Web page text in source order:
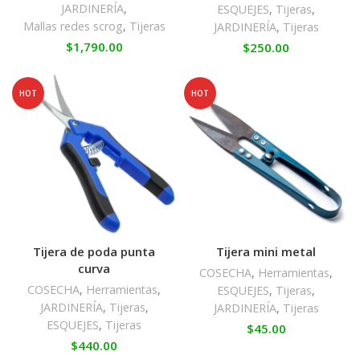
JARDINERÍA,
Mallas redes scrog, Tijeras
$1,790.00
ESQUEJES, Tijeras,
JARDINERÍA, Tijeras
$250.00
HOT
Tijera de poda punta
curva
COSECHA, Herramientas,
JARDINERÍA, Tijeras,
ESQUEJES, Tijeras
$440.00
HOT
Tijera mini metal
COSECHA, Herramientas,
ESQUEJES, Tijeras,
JARDINERÍA, Tijeras
$45.00